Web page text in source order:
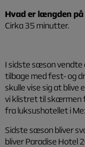
Hvad er længden
Cirka 35 minutter.
I sidste sæson vendte
tilbage med fest- og
skulle vise sig at blive
vi klistret til skærmen
fra luksushotellet i
Sidste sæson bliver
bliver Paradise Hotel